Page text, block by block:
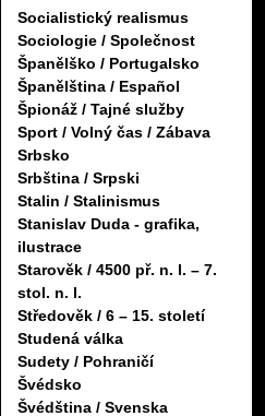
Socialistický realismus
Sociologie / Společnost
Španělško / Portugalsko
Španělština / Español
Špionáž / Tajné služby
Sport / Volný čas / Zábava
Srbsko
Srbština / Srpski
Stalin / Stalinismus
Stanislav Duda - grafika,
ilustrace
Starověk / 4500 př. n. l. – 7.
stol. n. l.
Středověk / 6 – 15. století
Studená válka
Sudety / Pohraničí
Švédsko
Švédština / Svenska